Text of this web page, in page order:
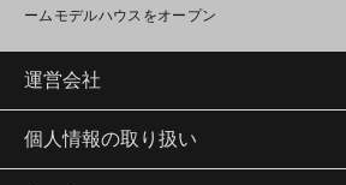
ームモデルハウスをオープン
運営会社
個人情報の取り扱い